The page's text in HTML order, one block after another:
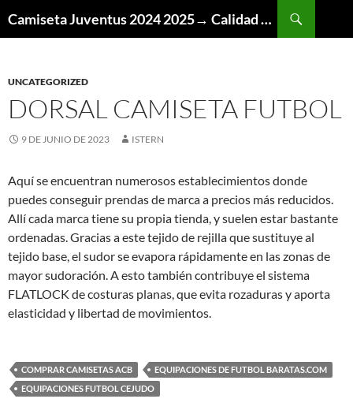
Camiseta Juventus 2024 2025→ Calidad Thai AAA
UNCATEGORIZED
DORSAL CAMISETA FUTBOL
9 DE JUNIO DE 2023 ISTERN
Aquí se encuentran numerosos establecimientos donde
puedes conseguir prendas de marca a precios más reducidos.
Allí cada marca tiene su propia tienda, y suelen estar bastante
ordenadas. Gracias a este tejido de rejilla que sustituye al
tejido base, el sudor se evapora rápidamente en las zonas de
mayor sudoración. A esto también contribuye el sistema
FLATLOCK de costuras planas, que evita rozaduras y aporta
elasticidad y libertad de movimientos.
COMPRAR CAMISETAS ACB
EQUIPACIONES DE FUTBOL BARATAS.COM
EQUIPACIONES FUTBOL CEJUDO